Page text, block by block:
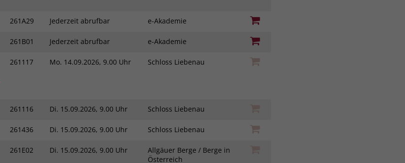
261A29 Jederzeit abrufbar e-Akademie
261B01 Jederzeit abrufbar e-Akademie
261117 Mo. 14.09.2026, 9.00 Uhr Schloss Liebenau
261116 Di. 15.09.2026, 9.00 Uhr Schloss Liebenau
261436 Di. 15.09.2026, 9.00 Uhr Schloss Liebenau
261E02 Di. 15.09.2026, 9.00 Uhr
Allgäuer Berge / Berge in
Österreich
derselben Website durchgeführt werden, mit
werden.
Seitenaufrufe eines Benutzers zu speichern
und in einer einzigen Sitzungsaufzeichnung